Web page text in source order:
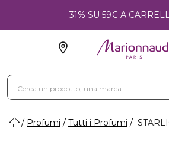
-31% SU 59€ A
Profumi Tutti i Profumi